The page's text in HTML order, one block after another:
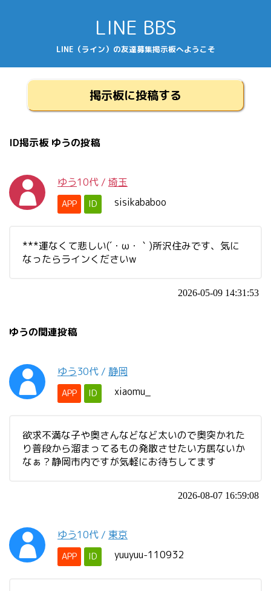
LINE BBS
LINE（ライン）の友達募集掲示板へようこそ
掲示板に投稿する
ID掲示板 ゆうの投稿
ゆう10代 / 埼玉
APP ID sisikababoo
***運なくて悲しい(´・ω・｀)所沢住みです、気に
なったらラインくださいw
2026-05-09 14:31:53
ゆうの関連投稿
ゆう30代 / 静岡
APP ID xiaomu_
欲求不満な子や奥さんなどなど太いので奥突かれた
り普段から溜まってるもの発散させたい方居ないか
なぁ？静岡市内ですが気軽にお待ちしてます
2026-08-07 16:59:08
ゆう10代 / 東京
APP ID yuuyuu-110932